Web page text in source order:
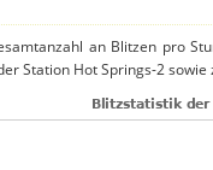
an Blitzen pro
Station Hot Springs-2